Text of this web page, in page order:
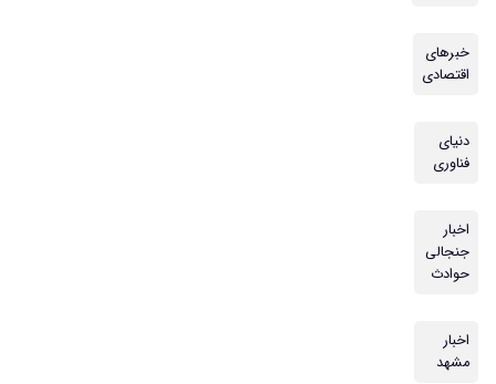
خبرهای
اقتصادی
دنیای
فناوری
اخبار
جنجالی
حوادث
اخبار
مشهد